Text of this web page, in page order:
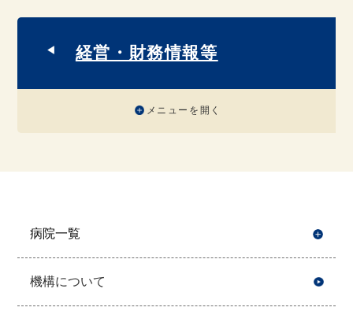
経営・財務情報等
メニューを開く
病院一覧
機構について